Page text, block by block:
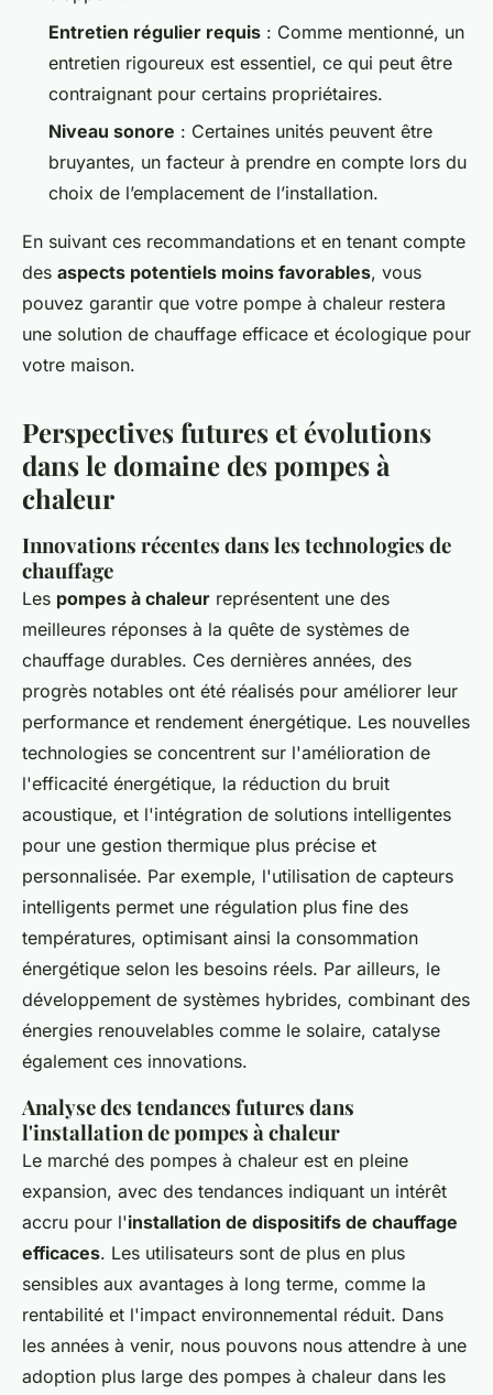
Entretien régulier requis : Comme mentionné, un
entretien rigoureux est essentiel, ce qui peut être
contraignant pour certains propriétaires.
Niveau sonore : Certaines unités peuvent être
bruyantes, un facteur à prendre en compte lors du
choix de l’emplacement de l’installation.
En suivant ces recommandations et en tenant compte
des aspects potentiels moins favorables, vous
pouvez garantir que votre pompe à chaleur restera
une solution de chauffage efficace et écologique pour
votre maison.
Perspectives futures et évolutions
dans le domaine des pompes à
chaleur
Innovations récentes dans les technologies de
chauffage
Les pompes à chaleur représentent une des
meilleures réponses à la quête de systèmes de
chauffage durables. Ces dernières années, des
progrès notables ont été réalisés pour améliorer leur
performance et rendement énergétique. Les nouvelles
technologies se concentrent sur l'amélioration de
l'efficacité énergétique, la réduction du bruit
acoustique, et l'intégration de solutions intelligentes
pour une gestion thermique plus précise et
personnalisée. Par exemple, l'utilisation de capteurs
intelligents permet une régulation plus fine des
températures, optimisant ainsi la consommation
énergétique selon les besoins réels. Par ailleurs, le
développement de systèmes hybrides, combinant des
énergies renouvelables comme le solaire, catalyse
également ces innovations.
Analyse des tendances futures dans
l'installation de pompes à chaleur
Le marché des pompes à chaleur est en pleine
expansion, avec des tendances indiquant un intérêt
accru pour l'installation de dispositifs de chauffage
efficaces. Les utilisateurs sont de plus en plus
sensibles aux avantages à long terme, comme la
rentabilité et l'impact environnemental réduit. Dans
les années à venir, nous pouvons nous attendre à une
adoption plus large des pompes à chaleur dans les